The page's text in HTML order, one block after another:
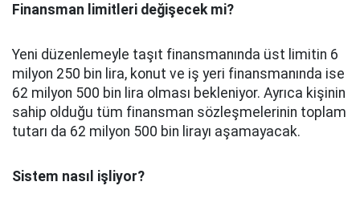
Finansman limitleri değişecek mi?
Yeni düzenlemeyle taşıt finansmanında üst limitin 6
milyon 250 bin lira, konut ve iş yeri finansmanında ise
62 milyon 500 bin lira olması bekleniyor. Ayrıca kişinin
sahip olduğu tüm finansman sözleşmelerinin toplam
tutarı da 62 milyon 500 bin lirayı aşamayacak.
Sistem nasıl işliyor?